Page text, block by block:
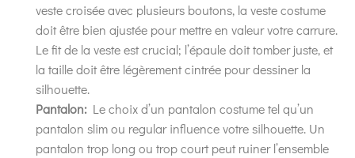
veste croisée avec plusieurs boutons, la veste costume
doit être bien ajustée pour mettre en valeur votre carrure.
Le fit de la veste est crucial; l’épaule doit tomber juste, et
la taille doit être légèrement cintrée pour dessiner la
silhouette.
Pantalon: Le choix d’un pantalon costume tel qu’un
pantalon slim ou regular influence votre silhouette. Un
pantalon trop long ou trop court peut ruiner l’ensemble